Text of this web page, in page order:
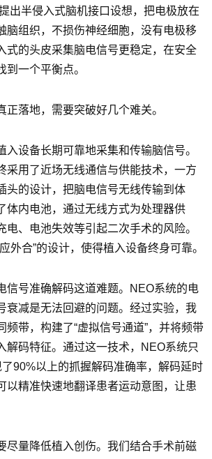
出半侵入式脑机接口设想，把电极放在
脑组织，不损伤神经细胞，没有电极移
式的头皮采集脑电信号更稳定，在安全
到一个平衡点。
正落地，需要突破好几个难关。
入设备长期可靠地采集和传输脑信号。
采用了近场无线通信与供能技术，一方
头的设计，把脑电信号无线传输到体
体内电池，通过无线方式为处理器供
电、电池失效等引起二次手术的风险。
外合”的设计，使得植入设备终身可靠。
信号准确解码这道难题。NEO系统的电
衰减是无法回避的问题。经过实验，我
频带，构建了“虚拟信号通道”，并将频带
解码特征。通过这一技术，NEO系统只
90%以上的抓握解码准确率，解码延时
以精准快速地翻译患者运动意图，让患
尽量降低植入创伤。我们结合手术前磁